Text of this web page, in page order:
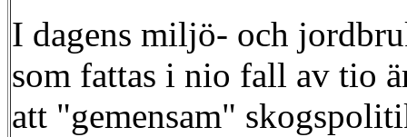
I dagens miljö- och
som fattas i nio fall av tio
att "gemensam"